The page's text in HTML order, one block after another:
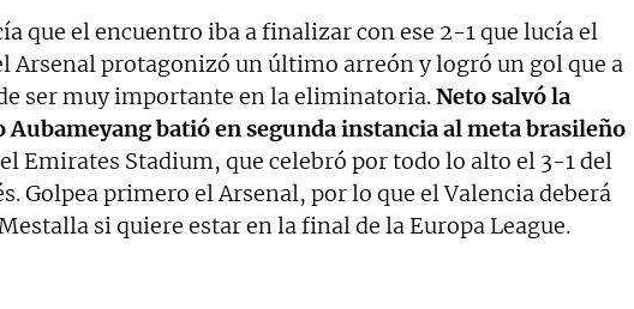
que el encuentro iba a finalizar con ese 2-1 que lucía el
Arsenal protagonizó un último arreón y logró un gol que a
ser muy importante en la eliminatoria.Neto salvó la
Aubameyang batió en segunda instancia al meta brasileño
Emirates Stadium, que celebró por todo lo alto el 3-1 del
Golpea primero el Arsenal, por lo que el Valencia deberá
si quiere estar en la final de la Europa League.